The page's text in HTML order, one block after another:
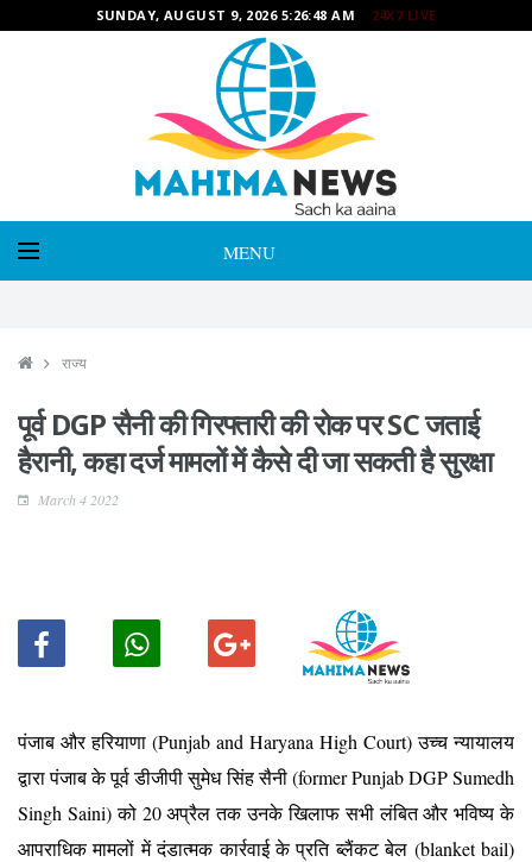
SUNDAY, AUGUST 9, 2026 5:26:49 AM 24X7 LIVE
MENU
राज्य
पूर्व DGP सैनी की गिरफ्तारी की रोक पर SC जताई
हैरानी, कहा दर्ज मामलों में कैसे दी जा सकती है सुरक्षा
March 4 2022
पंजाब और हरियाणा (Punjab and Haryana High Court) उच्च न्यायालय
द्वारा पंजाब के पूर्व डीजीपी सुमेध सिंह सैनी (former Punjab DGP Sumedh
Singh Saini) को 20 अप्रैल तक उनके खिलाफ सभी लंबित और भविष्य के
आपराधिक मामलों में दंडात्मक कार्रवाई के प्रति ब्लैंकट बेल (blanket bail)